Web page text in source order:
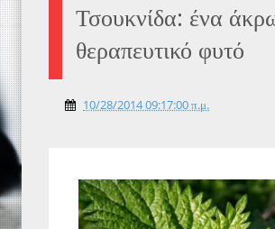
Τσουκνίδα: ένα
θεραπευτικό φυτό
10/28/2014 09:17:00 π.μ.